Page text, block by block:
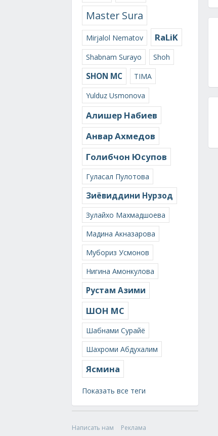
Master Sura
Mirjalol Nematov RaLiK
Shabnam Surayo Shoh
SHON MC
TIMA
Yulduz Usmonova
Алишер Набиев
Анвар Ахмедов
Голибчон Юсупов
Гуласал Пулотова
Зиёвиддини Нурзод
Зулайхо Махмадшоева
Мадина Акназарова
Мубориз Усмонов
Нигина Амонкулова
Рустам Азими
ШОН МС
Шабнами Сурайё
Шахроми Абдухалим
Ясмина
Показать все теги
Написать нам
Реклама